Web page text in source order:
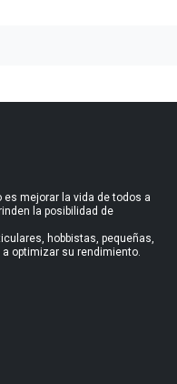
mejorar la vida de todos a
la posibilidad de
hobbistas, pequeñas,
optimizar su rendimiento.